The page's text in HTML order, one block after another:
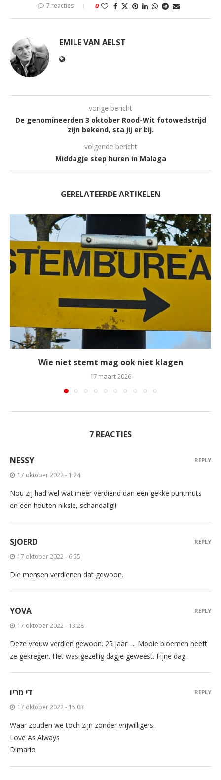
7 reacties 0
EMILE VAN AELST
vorige bericht
De genomineerden 3 oktober Rood-Wit fotowedstrijd
zijn bekend, sta jij er bij.
volgende bericht
Middagje step huren in Malaga
GERELATEERDE ARTIKELEN
Wie niet stemt mag ook niet klagen
17 maart 2026
7 REACTIES
NESSY
17 oktober 2022 - 1:24
Nou zij had wel wat meer verdiend dan een gekke puntmuts
en een houten niksie, schandalig!!
REPLY
SJOERD
17 oktober 2022 - 6:55
Die mensen verdienen dat gewoon.
REPLY
YOVA
17 oktober 2022 - 13:28
Deze vrouw verdien gewoon. 25 jaar….. Mooie bloemen heeft
ze gekregen. Het was gezellig dagje geweest. Fijne dag.
REPLY
די מריו
17 oktober 2022 - 15:03
Waar zouden we toch zijn zonder vrijwilligers.
Love As Always
Dimario
REPLY